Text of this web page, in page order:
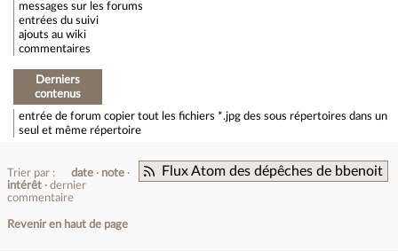
messages sur les forums
entrées du suivi
ajouts au wiki
commentaires
Derniers
contenus
entrée de forum copier tout les fichiers *.jpg des sous répertoires dans un
seul et même répertoire
Flux Atom des dépêches de bbenoit
Trier par : date
note
intérêt
dernier
commentaire
Revenir en haut de page